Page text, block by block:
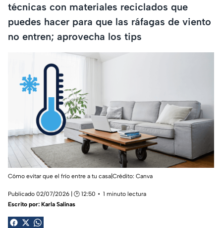
técnicas con materiales reciclados que
puedes hacer para que las ráfagas de viento
no entren; aprovecha los tips
Cómo evitar que el frío entre a tu casa|Crédito: Canva
Publicado 02/07/2026 | 🕑 12:50
1 minuto lectura
Escrito por: Karla Salinas